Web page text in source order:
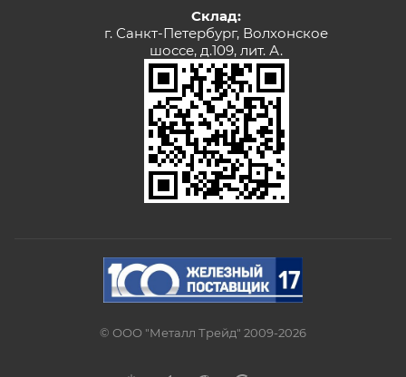
Склад:
г. Санкт-Петербург, Волхонское
шоссе, д.109, лит. А.
© ООО "Металл Трейд" 2009-2026